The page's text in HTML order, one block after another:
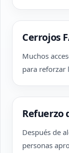
Cerrojos
Muchos
para reforzar
Refuerzo
Después de
personas